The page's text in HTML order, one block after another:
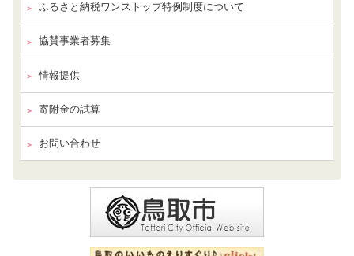
ふるさと納税ワンストップ特例制度について
協賛事業者募集
情報提供
寄附金の試算
お問い合わせ